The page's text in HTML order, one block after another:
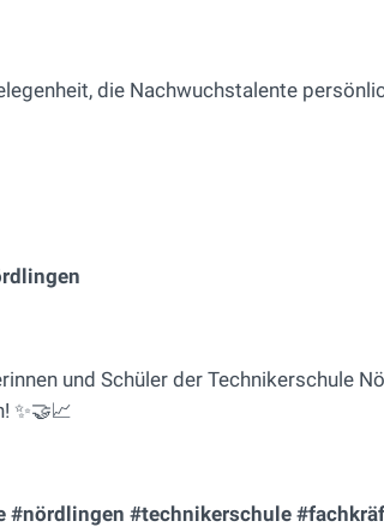
die Nachwuchstalente
und Schüler der Technikerschule
✨🤝📈
#nördlingen #technikerschule